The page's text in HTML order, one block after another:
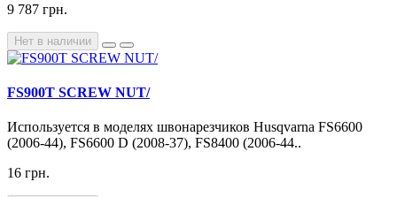
9 787 грн.
Нет в наличии
FS900T SCREW NUT/
Используется в моделях швонарезчиков Husqvarna FS6600
(2006-44), FS6600 D (2008-37), FS8400 (2006-44..
16 грн.